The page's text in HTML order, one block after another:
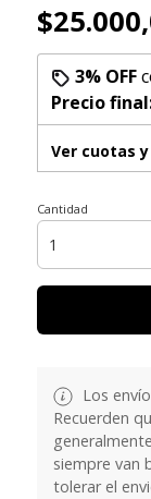
3% OFF
Precio
Ver cuotas
Cantidad
Los
Recuerden
siempre van
tolerar el